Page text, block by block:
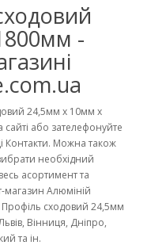
-
24,5мм х 10мм х
або зателефонуйте
Контакти. Можна також
необхідний
асортимент та
магазин Алюміній
Профіль сходовий 24,5мм
Вінниця, Дніпро,
та ін.